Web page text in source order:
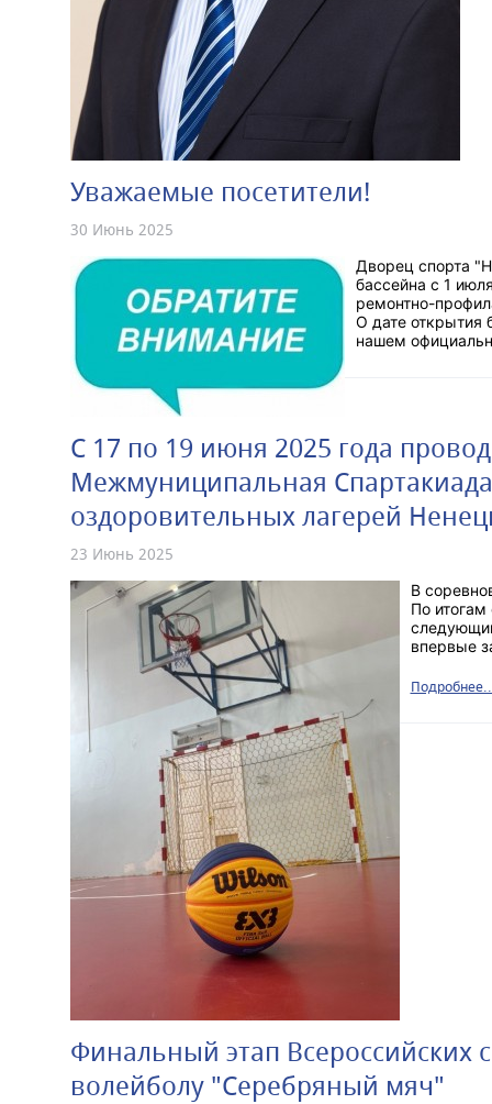
Уважаемые посетители!
30 Июнь 2025
Дворец спорта
бассейна с 1
ремонтно-
О дате открытия
нашем
С 17 по 19 июня 2025 года
Межмуниципальная Спартакиада
оздоровительных лагерей
23 Июнь 2025
В
По
впервые
Финальный этап Всероссийских
волейболу "Серебряный мяч"